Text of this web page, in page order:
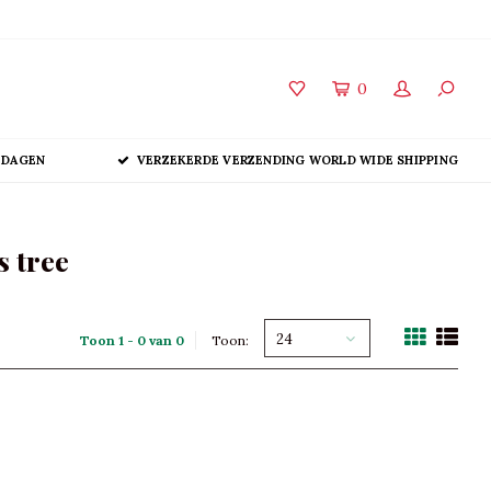
0
VERZEKERDE VERZENDING WORLD WIDE SHIPPING
tree
Toon 1 - 0 van 0 Toon: 24